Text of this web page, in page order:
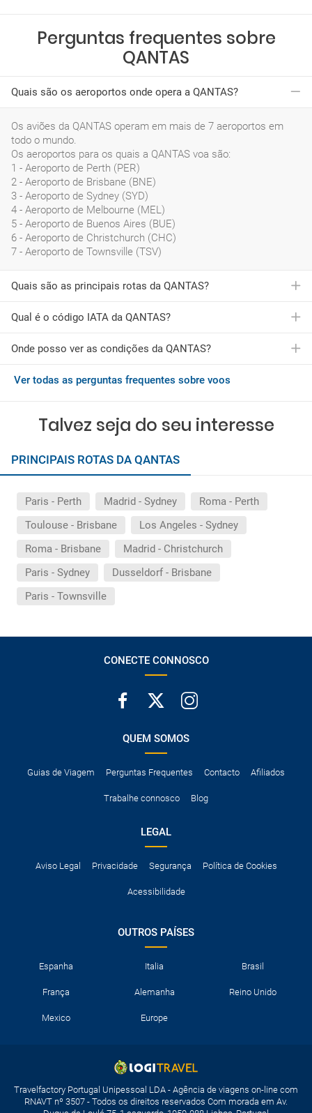
Perguntas frequentes sobre
QANTAS
Quais são os aeroportos onde opera a QANTAS?
Os aviões da QANTAS operam em mais de 7 aeroportos em
todo o mundo.
Os aeroportos para os quais a QANTAS voa são:
1 - Aeroporto de Perth (PER)
2 - Aeroporto de Brisbane (BNE)
3 - Aeroporto de Sydney (SYD)
4 - Aeroporto de Melbourne (MEL)
5 - Aeroporto de Buenos Aires (BUE)
6 - Aeroporto de Christchurch (CHC)
7 - Aeroporto de Townsville (TSV)
Quais são as principais rotas da QANTAS?
A QANTAS oferece vários voos para mais de 5 cidades.
seguintes:
Voos de Madrid para Sydney
Voos de Roma para Perth
Voos de Los Angeles para Sydney
Voos de Roma para Brisbane
Voos de Paris para Sydney
Voos de Dusseldorf para Brisbane
Reserve o seu voo com a QANTAS através da Logitravel.
Qual é o código IATA da QANTAS?
O código IATA da QANTAS é QF
Onde posso ver as condições da QANTAS?
Você pode consultar as condições gerais da QANTAS
Ver todas as perguntas frequentes sobre voos
Talvez seja do seu interesse
PRINCIPAIS ROTAS DA QANTAS
Paris - Perth Madrid - Sydney
Roma - Perth
Toulouse - Brisbane
Los Angeles - Sydney
Roma - Brisbane
Madrid - Christchurch
Paris - Sydney
Dusseldorf - Brisbane
Paris - Townsville
CONECTE CONNOSCO
QUEM SOMOS
Guias de Viagem Perguntas Frequentes Contacto Afiliados
Trabalhe connosco Blog
LEGAL
Aviso Legal Privacidade Segurança Política de Cookies
Acessibilidade
OUTROS PAÍSES
Espanha Italia Brasil
França Alemanha Reino Unido
Mexico Europe
Travelfactory Portugal Unipessoal LDA - Agência de viagens on-line com
RNAVT nº 3507 - Todos os direitos reservados Com morada em Av.